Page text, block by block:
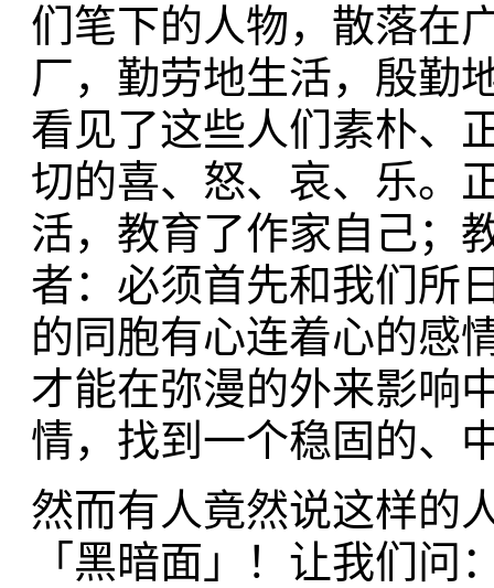
们笔下的人物，散落在
厂，勤劳地生活，殷勤
看见了这些人们素朴、
切的喜、怒、哀、乐。
活，教育了作家自己；
者：必须首先和我们所
的同胞有心连着心的感
才能在弥漫的外来影响
情，找到一个稳固的、
然而有人竟然说这样的
「黑暗面」！让我们